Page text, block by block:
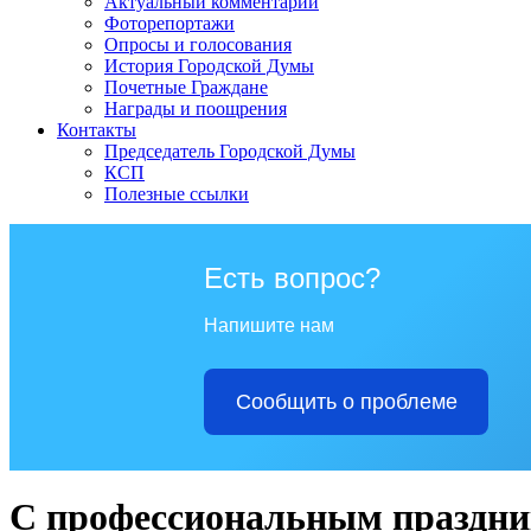
Фоторепортажи
Опросы и голосования
История Городской Думы
Почетные Граждане
Награды и поощрения
Контакты
Председатель Городской Думы
КСП
Полезные ссылки
Есть вопрос?
Напишите нам
Сообщить о проблеме
С профессиональным